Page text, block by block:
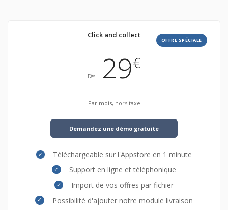
OFFRE SPÉCIALE
Click and collect
Dès29€
Par mois, hors taxe
Demandez une démo gratuite
Téléchargeable sur l'Appstore en 1 minute
Support en ligne et téléphonique
Import de vos offres par fichier
Possibilité d'ajouter notre module livraison